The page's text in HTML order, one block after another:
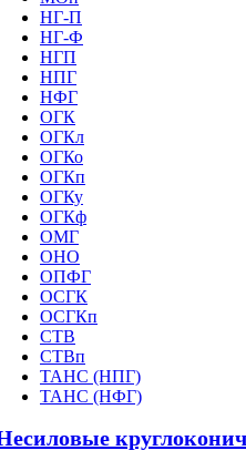
НГ-П
НГ-Ф
НГП
НПГ
НФГ
ОГК
ОГКл
ОГКо
ОГКп
ОГКу
ОГКф
ОМГ
ОНО
ОПФГ
ОСГК
ОСГКп
СТВ
СТВп
ТАНС (НПГ)
ТАНС (НФГ)